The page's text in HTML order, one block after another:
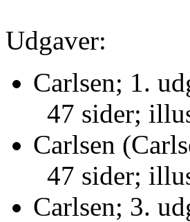
Udgaver:
Carlsen; 1.
47 sider;
Carlsen
47 sider;
Carlsen; 3.